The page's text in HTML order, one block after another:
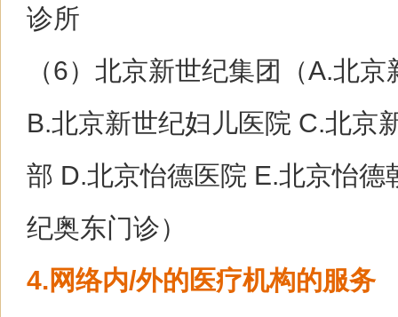
诊所
（6）北京新世纪集团（A.北京
B.北京新世纪妇儿医院 C.北京
部 D.北京怡德医院 E.北京怡德
纪奥东门诊）
4.网络内/外的医疗机构的服务